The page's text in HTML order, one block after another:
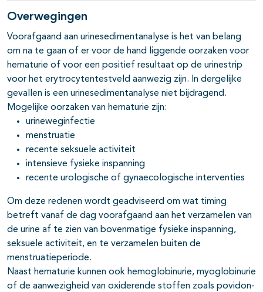
Overwegingen
Voorafgaand aan urinesedimentanalyse is het van belang
om na te gaan of er voor de hand liggende oorzaken voor
hematurie of voor een positief resultaat op de urinestrip
voor het erytrocytentestveld aanwezig zijn. In dergelijke
gevallen is een urinesedimentanalyse niet bijdragend.
Mogelijke oorzaken van hematurie zijn:
urineweginfectie
menstruatie
recente seksuele activiteit
intensieve fysieke inspanning
recente urologische of gynaecologische interventies
Om deze redenen wordt geadviseerd om wat timing
betreft vanaf de dag voorafgaand aan het verzamelen van
de urine af te zien van bovenmatige fysieke inspanning,
seksuele activiteit, en te verzamelen buiten de
menstruatieperiode.
Naast hematurie kunnen ook hemoglobinurie, myoglobinurie
of de aanwezigheid van oxiderende stoffen zoals povidon-